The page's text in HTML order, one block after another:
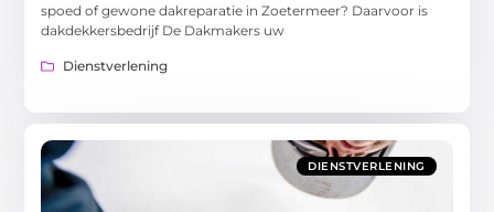
spoed of gewone dakreparatie in Zoetermeer? Daarvoor is
dakdekkersbedrijf De Dakmakers uw
Dienstverlening
DIENSTVERLENING